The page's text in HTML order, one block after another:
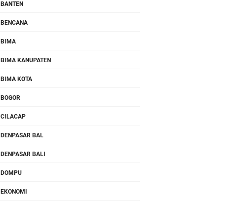
BANTEN
BENCANA
BIMA
BIMA KANUPATEN
BIMA KOTA
BOGOR
CILACAP
DENPASAR BAL
DENPASAR BALI
DOMPU
EKONOMI